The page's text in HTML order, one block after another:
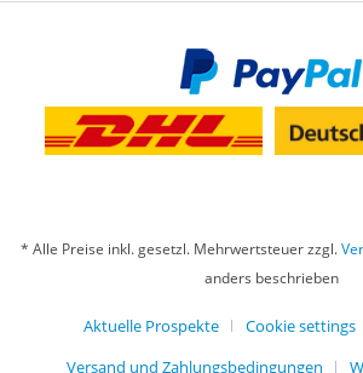
* Alle Preise inkl. gesetzl. Mehrwertsteuer zzgl.
anders beschrieben
Aktuelle Prospekte Cookie settings
Versand und Zahlungsbedingungen